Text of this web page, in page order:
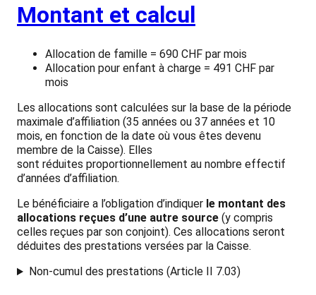
Montant et calcul
Allocation de famille = 690 CHF par mois
Allocation pour enfant à charge = 491 CHF par
mois
Les allocations sont calculées sur la base de la période
maximale d’affiliation (35 années ou 37 années et 10
mois, en fonction de la date où vous êtes devenu
membre de la Caisse). Elles
sont réduites proportionnellement au nombre effectif
d’années d’affiliation.
Le bénéficiaire a l’obligation d’indiquer le montant des
allocations reçues d’une autre source (y compris
celles reçues par son conjoint). Ces allocations seront
déduites des prestations versées par la Caisse.
Non-cumul des prestations (Article II 7.03)